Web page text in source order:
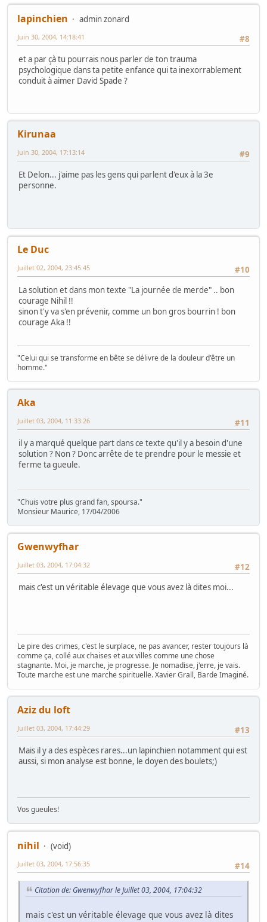
lapinchien
admin zonard
#8
Juin 30, 2004, 14:18:41
et a par çà tu pourrais nous parler de ton trauma
psychologique dans ta petite enfance qui ta inexorrablement
conduit à aimer David Spade ?
Kirunaa
#9
Juin 30, 2004, 17:13:14
Et Delon... j'aime pas les gens qui parlent d'eux à la 3e
personne.
Le Duc
#10
Juillet 02, 2004, 23:45:45
La solution et dans mon texte "La journée de merde" .. bon
courage Nihil !!
sinon t'y va s'en prévenir, comme un bon gros bourrin ! bon
courage Aka !!
"Celui qui se transforme en bête se délivre de la douleur d'être un
homme."
Aka
#11
Juillet 03, 2004, 11:33:26
il y a marqué quelque part dans ce texte qu'il y a besoin d'une
solution ? Non ? Donc arrête de te prendre pour le messie et
ferme ta gueule.
"Chuis votre plus grand fan, spoursa."
Monsieur Maurice, 17/04/2006
Gwenwyfhar
#12
Juillet 03, 2004, 17:04:32
mais c'est un véritable élevage que vous avez là dites moi...
Le pire des crimes, c'est le surplace, ne pas avancer, rester toujours là
comme ça, collé aux chaises et aux villes comme une chose
stagnante. Moi, je marche, je progresse. Je nomadise, j'erre, je vais.
Toute marche est une marche spirituelle. Xavier Grall, Barde Imaginé.
Aziz du loft
#13
Juillet 03, 2004, 17:44:29
Mais il y a des espèces rares...un lapinchien notamment qui est
aussi, si mon analyse est bonne, le doyen des boulets;)
Vos gueules!
nihil
(void)
#14
Juillet 03, 2004, 17:56:35
Citation de: Gwenwyfhar le Juillet 03, 2004, 17:04:32
mais c'est un véritable élevage que vous avez là dites